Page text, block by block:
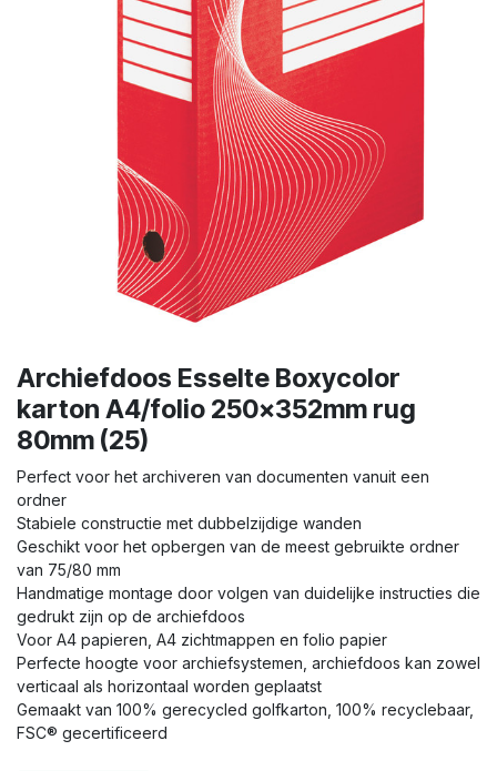
Archiefdoos Esselte Boxycolor
karton A4/folio 250x352mm rug
80mm (25)
Perfect voor het archiveren van documenten vanuit een
ordner
Stabiele constructie met dubbelzijdige wanden
Geschikt voor het opbergen van de meest gebruikte ordner
van 75/80 mm
Handmatige montage door volgen van duidelijke instructies die
gedrukt zijn op de archiefdoos
Voor A4 papieren, A4 zichtmappen en folio papier
Perfecte hoogte voor archiefsystemen, archiefdoos kan zowel
verticaal als horizontaal worden geplaatst
Gemaakt van 100% gerecycled golfkarton, 100% recyclebaar,
FSC® gecertificeerd